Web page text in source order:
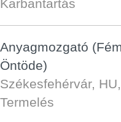
Karbantartás
Anyagmozgató
Öntöde)
Székesfehérvár,
Termelés